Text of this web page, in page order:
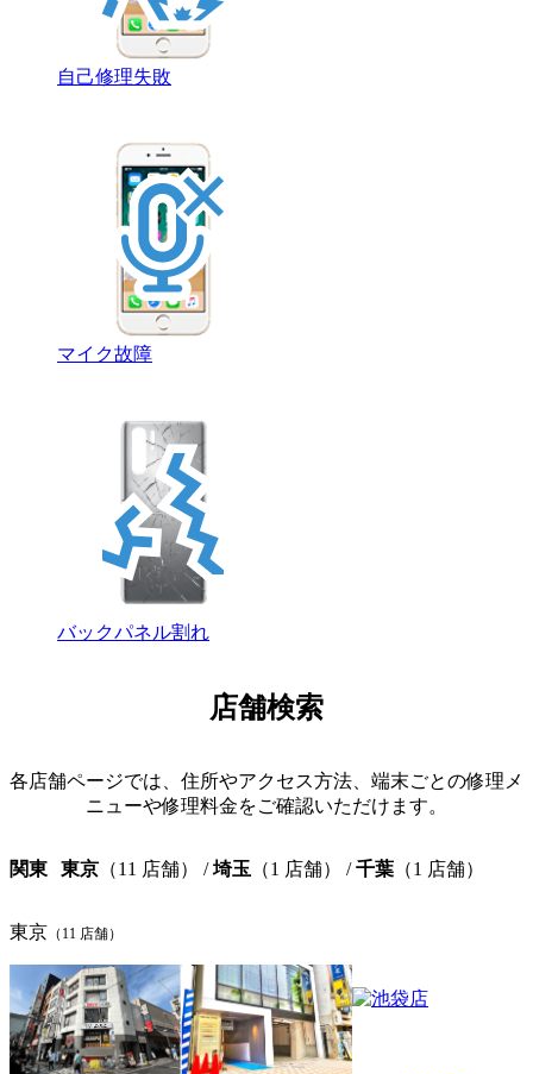
自己修理失敗
マイク故障
バックパネル割れ
店舗検索
各店舗ページでは、住所やアクセス方法、端末ごとの修理メ
ニューや修理料金をご確認いただけます。
関東 東京 （11 店舗） /埼玉 （1 店舗） /千葉 （1 店舗）
東京 （11 店舗）